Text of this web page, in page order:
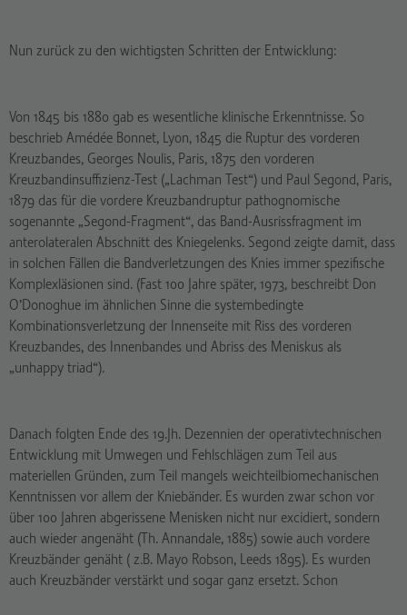
Nun zurück zu den wichtigsten Schritten der Entwicklung:
Von 1845 bis 1880 gab es wesentliche klinische Erkenntnisse. So
beschrieb Amédée Bonnet, Lyon, 1845 die Ruptur des vorderen
Kreuzbandes, Georges Noulis, Paris, 1875 den vorderen
Kreuzbandinsuffizienz-Test („Lachman Test“) und Paul Segond, Paris,
1879 das für die vordere Kreuzbandruptur pathognomische
sogenannte „Segond-Fragment“, das Band-Ausrissfragment im
anterolateralen Abschnitt des Kniegelenks. Segond zeigte damit, dass
in solchen Fällen die Bandverletzungen des Knies immer spezifische
Komplexläsionen sind. (Fast 100 Jahre später, 1973, beschreibt Don
O’Donoghue im ähnlichen Sinne die systembedingte
Kombinationsverletzung der Innenseite mit Riss des vorderen
Kreuzbandes, des Innenbandes und Abriss des Meniskus als
„unhappy triad“).
Danach folgten Ende des 19.Jh. Dezennien der operativtechnischen
Entwicklung mit Umwegen und Fehlschlägen zum Teil aus
materiellen Gründen, zum Teil mangels weichteilbiomechanischen
Kenntnissen vor allem der Kniebänder. Es wurden zwar schon vor
über 100 Jahren abgerissene Menisken nicht nur excidiert, sondern
auch wieder angenäht (Th. Annandale, 1885) sowie auch vordere
Kreuzbänder genäht ( z.B. Mayo Robson, Leeds 1895). Es wurden
auch Kreuzbänder verstärkt und sogar ganz ersetzt. Schon